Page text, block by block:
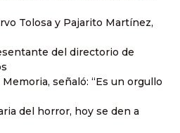
Tolosa y Pajarito Martínez,
del directorio de
señaló: “Es un orgullo
del horror, hoy se den a